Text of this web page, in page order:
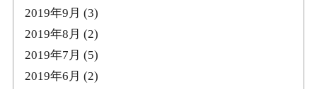
2019年9月 (3)
2019年8月 (2)
2019年7月 (5)
2019年6月 (2)